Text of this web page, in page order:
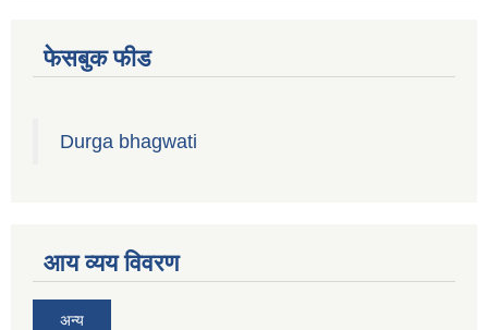
फेसबुक फीड
Durga bhagwati
आय व्यय विवरण
अन्य